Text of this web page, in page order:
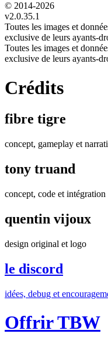
© 2014-2026
v2.0.35.1
Toutes les images et
exclusive de leurs ayants-
Toutes les images et
exclusive de leurs ayants-
Crédits
fibre tigre
concept, gameplay et
tony truand
concept, code et intégration
quentin vijoux
design original et logo
le discord
idées, debug et
Offrir TBW